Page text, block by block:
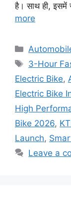
है। साथ ही, इसमें
more
Categories
Tags
3-Hour
Electric Bike,
Electric Bike
High
Bike 2026,
Launch,
Leave a